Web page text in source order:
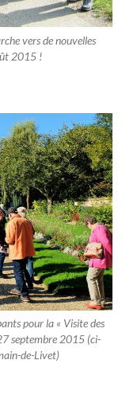
vers de nouvelles
2015 !
pour la « Visite des
septembre 2015 (ci-
de-Livet)